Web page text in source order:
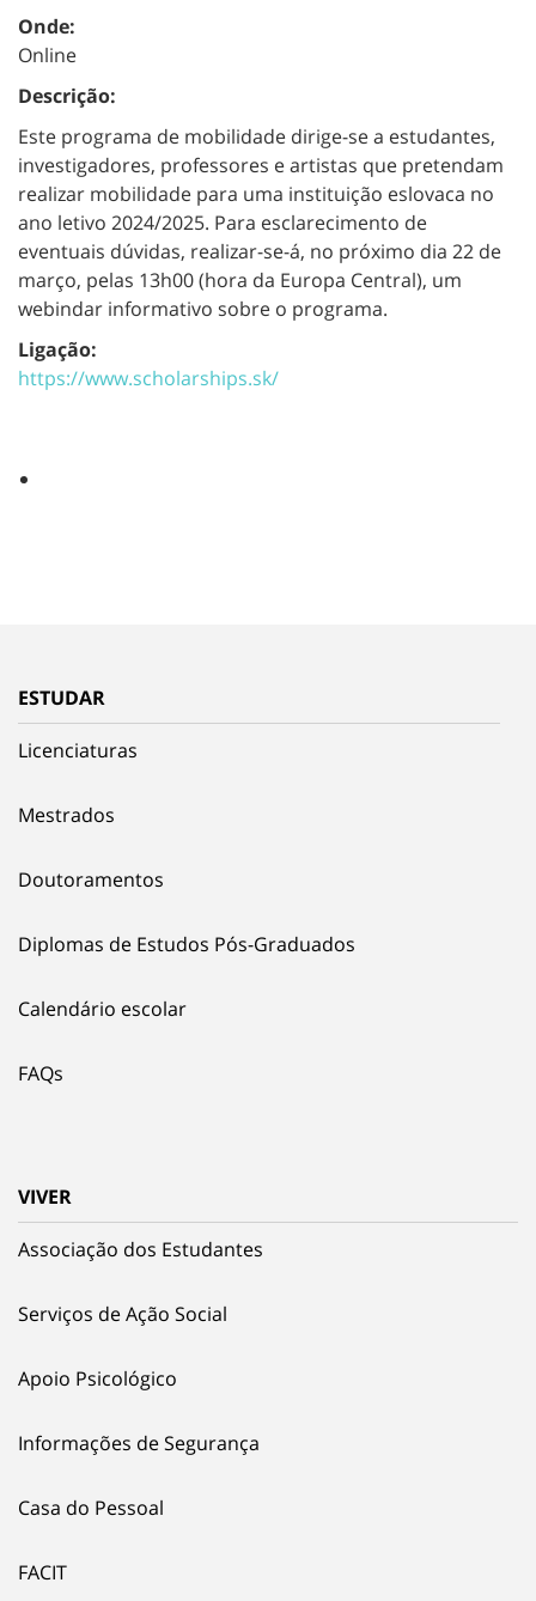
Onde:
Online
Descrição:
Este programa de mobilidade dirige-se a estudantes,
investigadores, professores e artistas que pretendam
realizar mobilidade para uma instituição eslovaca no
ano letivo 2024/2025. Para esclarecimento de
eventuais dúvidas, realizar-se-á, no próximo dia 22 de
março, pelas 13h00 (hora da Europa Central), um
webindar informativo sobre o programa.
Ligação:
https://www.scholarships.sk/
ESTUDAR
Licenciaturas
Mestrados
Doutoramentos
Diplomas de Estudos Pós-Graduados
Calendário escolar
FAQs
VIVER
Associação dos Estudantes
Serviços de Ação Social
Apoio Psicológico
Informações de Segurança
Casa do Pessoal
FACIT